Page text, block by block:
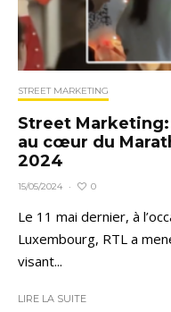
STREET MARKETING
Street Marketing:
au cœur du
2024
15/05/2024 · 0
Le 11 mai dernier, à
Luxembourg, RTL a
visant...
LIRE LA SUITE